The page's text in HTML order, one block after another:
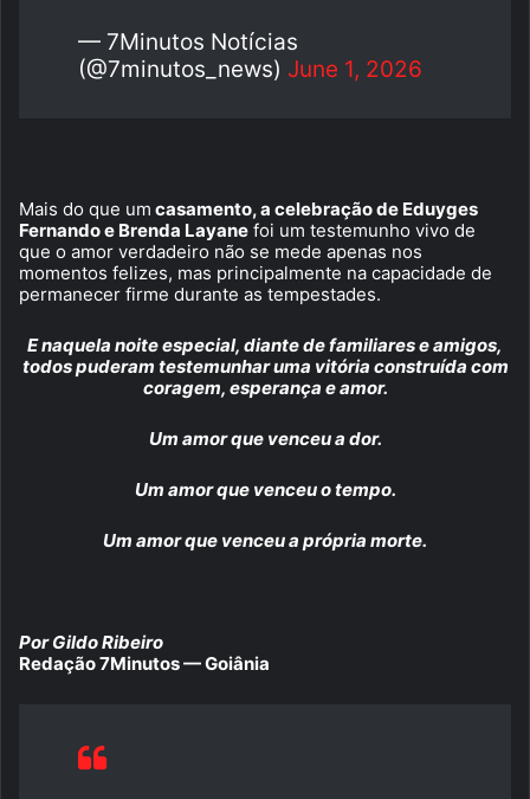
— 7Minutos Notícias
(@7minutos_news) June 1, 2026
Mais do que um casamento, a celebração de Eduyges
Fernando e Brenda Layane foi um testemunho vivo de
que o amor verdadeiro não se mede apenas nos
momentos felizes, mas principalmente na capacidade de
permanecer firme durante as tempestades.
E naquela noite especial, diante de familiares e amigos,
todos puderam testemunhar uma vitória construída com
coragem, esperança e amor.
Um amor que venceu a dor.
Um amor que venceu o tempo.
Um amor que venceu a própria morte.
Por Gildo Ribeiro
Redação 7Minutos — Goiânia